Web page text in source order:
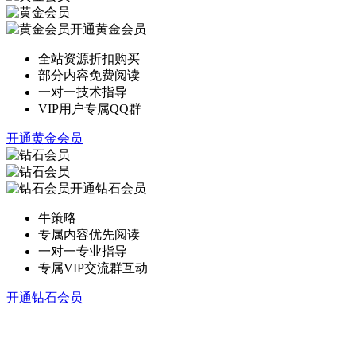
开通黄金会员
全站资源折扣购买
部分内容免费阅读
一对一技术指导
VIP用户专属QQ群
开通黄金会员
开通钻石会员
牛策略
专属内容优先阅读
一对一专业指导
专属VIP交流群互动
开通钻石会员